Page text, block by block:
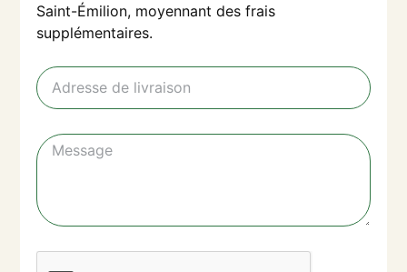
Saint-Émilion, moyennant des frais
supplémentaires.